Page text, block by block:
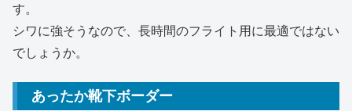
す。
シワに強そうなので、長時間のフライト用に最適ではない
でしょうか。
あったか靴下ボーダー